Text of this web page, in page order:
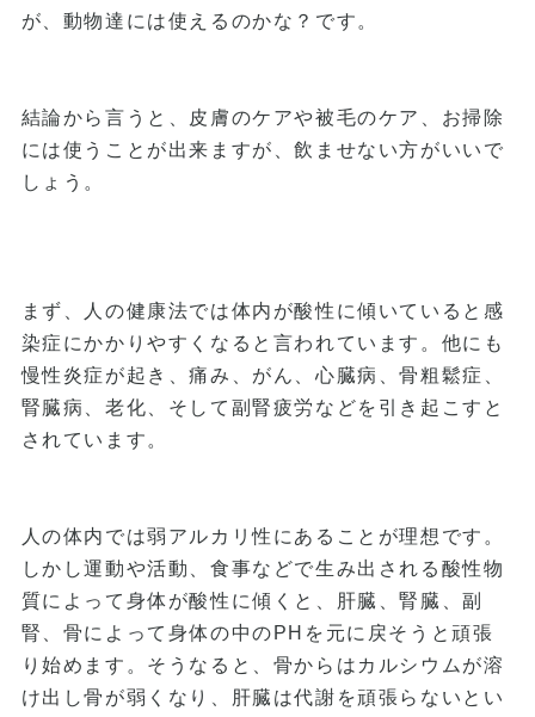
が、動物達には使えるのかな？です。
結論から言うと、皮膚のケアや被毛のケア、お掃除
には使うことが出来ますが、飲ませない方がいいで
しょう。
まず、人の健康法では体内が酸性に傾いていると感
染症にかかりやすくなると言われています。他にも
慢性炎症が起き、痛み、がん、心臓病、骨粗鬆症、
腎臓病、老化、そして副腎疲労などを引き起こすと
されています。
人の体内では弱アルカリ性にあることが理想です。
しかし運動や活動、食事などで生み出される酸性物
質によって身体が酸性に傾くと、肝臓、腎臓、副
腎、骨によって身体の中のPHを元に戻そうと頑張
り始めます。そうなると、骨からはカルシウムが溶
け出し骨が弱くなり、肝臓は代謝を頑張らないとい